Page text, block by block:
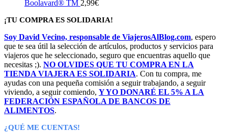
Boolavard® TM 2,99€
¡TU COMPRA ES SOLIDARIA!
Soy David Vecino, responsable de ViajerosAlBlog.com, espero
que te sea útil la selección de artículos, productos y servicios para
viajeros que he seleccionado, seguro que encuentras aquello que
necesitas ;). NO OLVIDES QUE TU COMPRA EN LA
TIENDA VIAJERA ES SOLIDARIA. Con tu compra, me
ayudas con una pequeña comisión a seguir trabajando, a seguir
viviendo, a seguir comiendo, Y YO DONARÉ EL 5% A LA
FEDERACIÓN ESPAÑOLA DE BANCOS DE
ALIMENTOS.
¿QUÉ ME CUENTAS!